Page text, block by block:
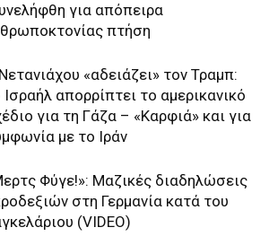
για απόπειρα
πτήση
«αδειάζει» τον Τραμπ:
Ισραήλ απορρίπτει το αμερικανικό
για τη Γάζα – «Καρφιά» και για
με το Ιράν
Φύγε!»: Μαζικές διαδηλώσεις
στη Γερμανία κατά του
(VIDEO)